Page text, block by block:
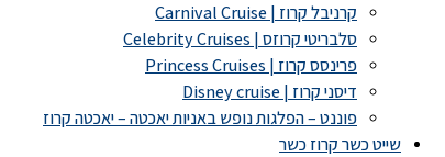
קרניבל קרוז | Carnival Cruise
סלבריטי קרוזס | Celebrity Cruises
פרינסס קרוז | Princess Cruises
דיסני קרוז | Disney cruise
פוננט – הפלגות נופש באניות יאכטה – יאכטה קרוז
שייט כשר קרוז כשר